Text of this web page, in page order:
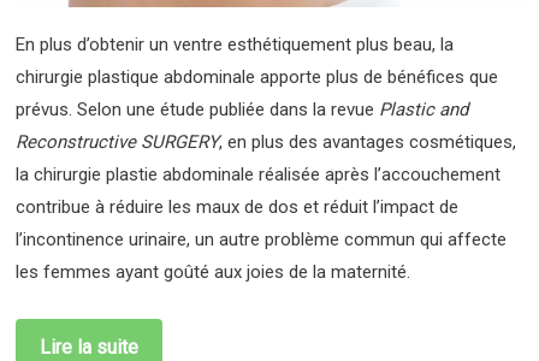
En plus d’obtenir un ventre esthétiquement plus beau, la
chirurgie plastique abdominale apporte plus de bénéfices que
prévus. Selon une étude publiée dans la revue Plastic and
Reconstructive SURGERY, en plus des avantages cosmétiques,
la chirurgie plastie abdominale réalisée après l’accouchement
contribue à réduire les maux de dos et réduit l’impact de
l’incontinence urinaire, un autre problème commun qui affecte
les femmes ayant goûté aux joies de la maternité.
Lire la suite